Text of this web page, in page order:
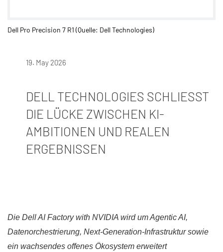
Dell Pro Precision 7 R1 (Quelle: Dell Technologies)
19. May 2026
DELL TECHNOLOGIES SCHLIESST D
IE LÜCKE ZWISCHEN KI-A
MBITIONEN UND REALEN E
RGEBNISSEN
Die Dell AI Factory with NVIDIA wird um Agentic AI,
Datenorchestrierung, Next-Generation-Infrastruktur sowie
ein wachsendes offenes Ökosystem erweitert